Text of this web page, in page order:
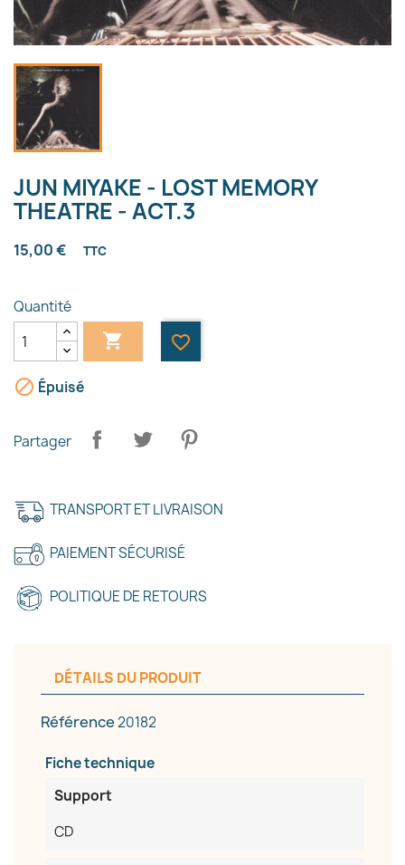
JUN MIYAKE - LOST MEMORY
THEATRE - ACT.3
15,00 € TTC
Quantité
 favorite_border
 Épuisé
Partager
TRANSPORT ET LIVRAISON
PAIEMENT SÉCURISÉ
POLITIQUE DE RETOURS
DÉTAILS DU PRODUIT
Référence20182
Fiche technique
Support
CD
Créer une liste d'envies
Annuler Créer une liste d'envies